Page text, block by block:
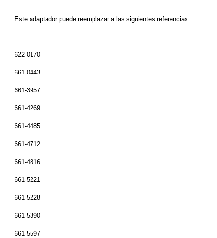
Este adaptador puede reemplazar a las siguientes referencias:
622-0170
661-0443
661-3957
661-4269
661-4485
661-4712
661-4816
661-5221
661-5228
661-5390
661-5597